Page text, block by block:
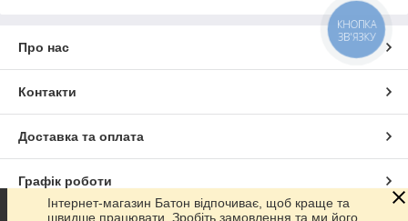
Про нас
Контакти
Доставка та оплата
Графік роботи
Інтернет-магазин Батон відпочиває, щоб краще та
швидше працювати. Зробіть замовлення та ми його
КНОПКА
ЗВ'ЯЗКУ